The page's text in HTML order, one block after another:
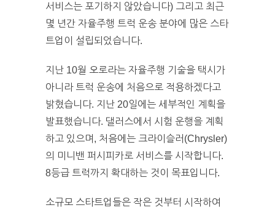
서비스는 포기하지 않았습니다) 그리고 최근
몇 년간 자율주행 트럭 운송 분야에 많은 스타
트업이 설립되었습니다.
지난 10월 오로라는 자율주행 기술을 택시가
아니라 트럭 운송에 처음으로 적용하겠다고
밝혔습니다. 지난 20일에는 세부적인 계획을
발표했습니다. 댈러스에서 시험 운행을 계획
하고 있으며, 처음에는 크라이슬러(Chrysler)
의 미니밴 퍼시피카로 서비스를 시작합니다.
8등급 트럭까지 확대하는 것이 목표입니다.
소규모 스타트업들은 작은 것부터 시작하여